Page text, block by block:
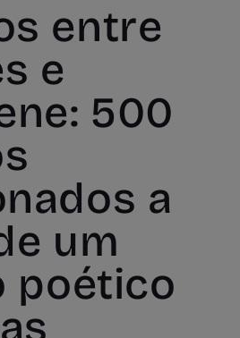
entre
e
500
a
um
poético